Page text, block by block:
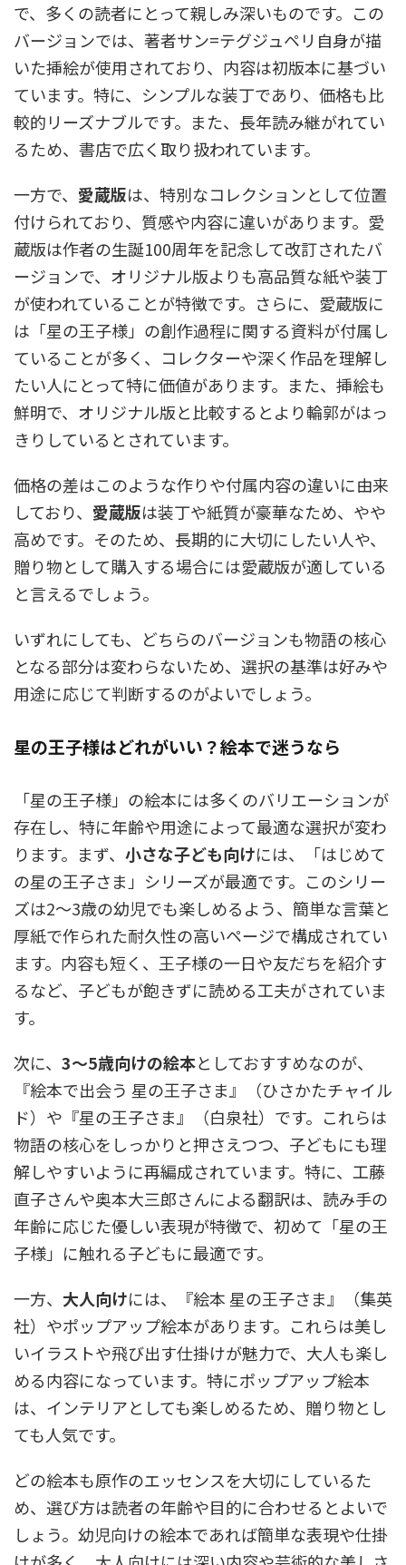
で、多くの読者にとって親しみ深いものです。この
バージョンでは、著者サン=テグジュペリ自身が描
いた挿絵が使用されており、内容は初版本に基づい
ています。特に、シンプルな装丁であり、価格も比
較的リーズナブルです。また、長年読み継がれてい
るため、書店で広く取り扱われています。
一方で、 愛蔵版は、特別なコレクションとして位置
付けられており、質感や内容に違いがあります。愛
蔵版は作者の生誕100周年を記念して改訂されたバ
ージョンで、オリジナル版よりも高品質な紙や装丁
が使われていることが特徴です。さらに、愛蔵版に
は「星の王子様」の創作過程に関する資料が付属し
ていることが多く、コレクターや深く作品を理解し
たい人にとって特に価値があります。また、挿絵も
鮮明で、オリジナル版と比較するとより輪郭がはっ
きりしているとされています。
価格の差はこのような作りや付属内容の違いに由来
しており、 愛蔵版は装丁や紙質が豪華なため、やや
高めです。そのため、長期的に大切にしたい人や、
贈り物として購入する場合には愛蔵版が適している
と言えるでしょう。
いずれにしても、どちらのバージョンも物語の核心
となる部分は変わらないため、選択の基準は好みや
用途に応じて判断するのがよいでしょう。
星の王子様はどれがいい？絵本で迷うなら
「星の王子様」の絵本には多くのバリエーションが
存在し、特に年齢や用途によって最適な選択が変わ
ります。まず、 小さな子ども向けには、「はじめて
の星の王子さま」シリーズが最適です。このシリー
ズは2～3歳の幼児でも楽しめるよう、簡単な言葉と
厚紙で作られた耐久性の高いページで構成されてい
ます。内容も短く、王子様の一日や友だちを紹介す
るなど、子どもが飽きずに読める工夫がされていま
す。
次に、 3～5歳向けの絵本としておすすめなのが、
『絵本で出会う 星の王子さま』（ひさかたチャイル
ド）や『星の王子さま』（白泉社）です。これらは
物語の核心をしっかりと押さえつつ、子どもにも理
解しやすいように再編成されています。特に、工藤
直子さんや奥本大三郎さんによる翻訳は、読み手の
年齢に応じた優しい表現が特徴で、初めて「星の王
子様」に触れる子どもに最適です。
一方、 大人向けには、『絵本 星の王子さま』（集英
社）やポップアップ絵本があります。これらは美し
いイラストや飛び出す仕掛けが魅力で、大人も楽し
める内容になっています。特にポップアップ絵本
は、インテリアとしても楽しめるため、贈り物とし
ても人気です。
どの絵本も原作のエッセンスを大切にしているた
め、選び方は読者の年齢や目的に合わせるとよいで
しょう。幼児向けの絵本であれば簡単な表現や仕掛